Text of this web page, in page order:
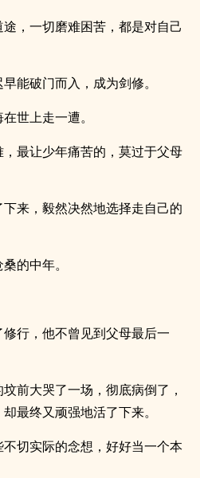
，一切磨难困苦，都是对自己
能破门而入，成为剑修。
世上走一遭。
最让少年痛苦的，莫过于父母
来，毅然决然地选择走自己的
的中年。
行，他不曾见到父母最后一
前大哭了一场，彻底病倒了，
最终又顽强地活了下来。
切实际的念想，好好当一个本